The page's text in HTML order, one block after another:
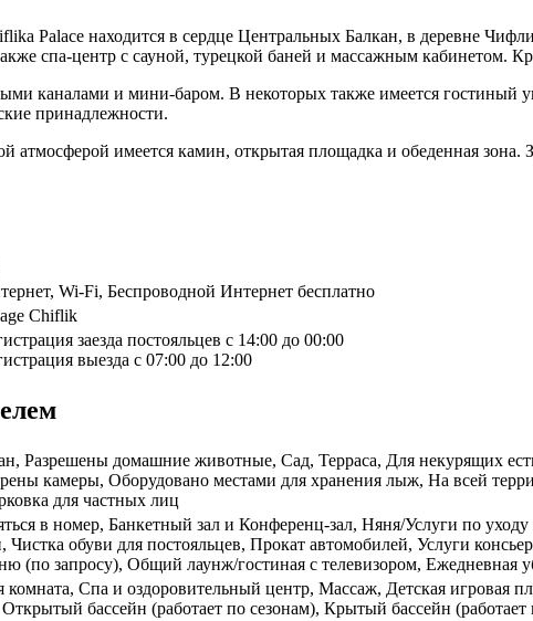
Palace находится в сердце Центральных Балкан, в деревне
спа-центр с сауной, турецкой баней и массажным кабинетом.
каналами и мини-баром. В некоторых также имеется
принадлежности.
атмосферой имеется камин, открытая площадка и обеденная
Wi-Fi, Беспроводной Интернет бесплатно
Chiflik
заезда постояльцев с 14:00 до 00:00
выезда с 07:00 до 12:00
Разрешены домашние животные, Сад, Терраса, Для некурящих
камеры, Оборудовано местами для хранения лыж, На всей
для частных лиц
в номер, Банкетный зал и Конференц-зал, Няня/Услуги по
обуви для постояльцев, Прокат автомобилей, Услуги
(по запросу), Общий лаунж/гостиная с телевизором, Ежедневная
Спа и оздоровительный центр, Массаж, Детская игровая
Открытый бассейн (работает по сезонам), Крытый бассейн